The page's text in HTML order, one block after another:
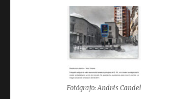
Fotógrafo: Andrés Candel